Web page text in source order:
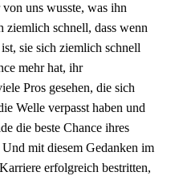
uns wusste, was ihn
ziemlich schnell, dass wenn
sie sich ziemlich schnell
mehr hat, ihr
Pros gesehen, die sich
Welle verpasst haben und
die beste Chance ihres
mit diesem Gedanken im
erfolgreich bestritten,